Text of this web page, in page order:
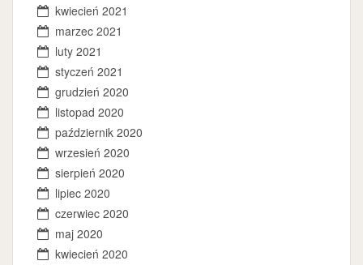
kwiecień 2021
marzec 2021
luty 2021
styczeń 2021
grudzień 2020
listopad 2020
październik 2020
wrzesień 2020
sierpień 2020
lipiec 2020
czerwiec 2020
maj 2020
kwiecień 2020